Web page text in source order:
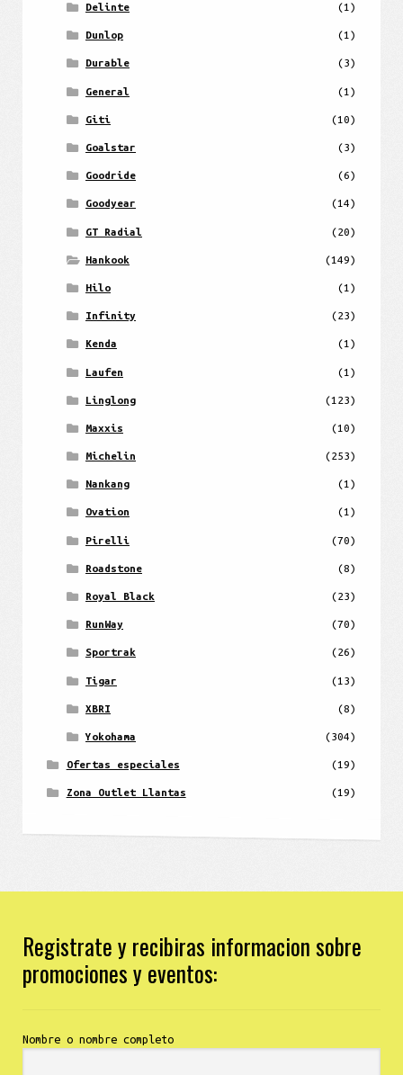
Delinte (1)
Dunlop (1)
Durable (3)
General (1)
Giti (10)
Goalstar (3)
Goodride (6)
Goodyear (14)
GT Radial (20)
Hankook (149)
Hilo (1)
Infinity (23)
Kenda (1)
Laufen (1)
Linglong (123)
Maxxis (10)
Michelin (253)
Nankang (1)
Ovation (1)
Pirelli (70)
Roadstone (8)
Royal Black (23)
RunWay (70)
Sportrak (26)
Tigar (13)
XBRI (8)
Yokohama (304)
Ofertas especiales (19)
Zona Outlet Llantas (19)
Registrate y recibiras informacion sobre
promociones y eventos:
Nombre o nombre completo